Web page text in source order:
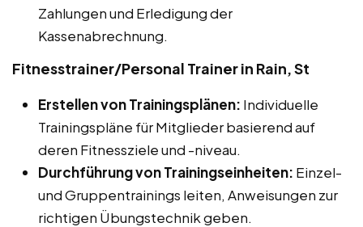
Zahlungen und Erledigung der
Kassenabrechnung.
Fitnesstrainer/Personal Trainer in Rain, St
Erstellen von Trainingsplänen: Individuelle
Trainingspläne für Mitglieder basierend auf
deren Fitnessziele und -niveau.
Durchführung von Trainingseinheiten: Einzel-
und Gruppentrainings leiten, Anweisungen zur
richtigen Übungstechnik geben.